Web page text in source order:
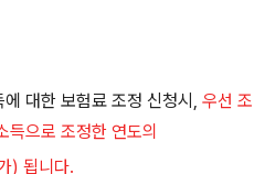
대한 보험료 조정 신청시, 우선 조
득으로 조정한 연도의
) 됩니다.